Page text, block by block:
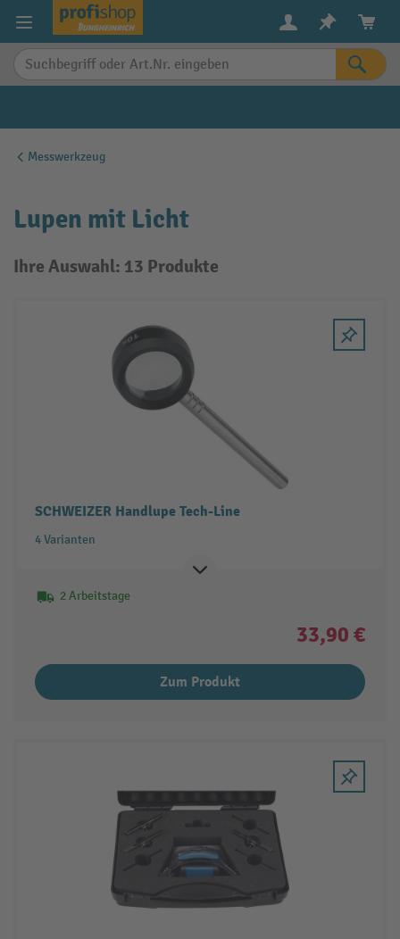
springen
Messwerkzeug
Lupen mit Licht
Ihre Auswahl: 13 Produkte
SCHWEIZER Handlupe Tech-Line
4 Varianten
2 Arbeitstage
33,90 €
Zum Produkt